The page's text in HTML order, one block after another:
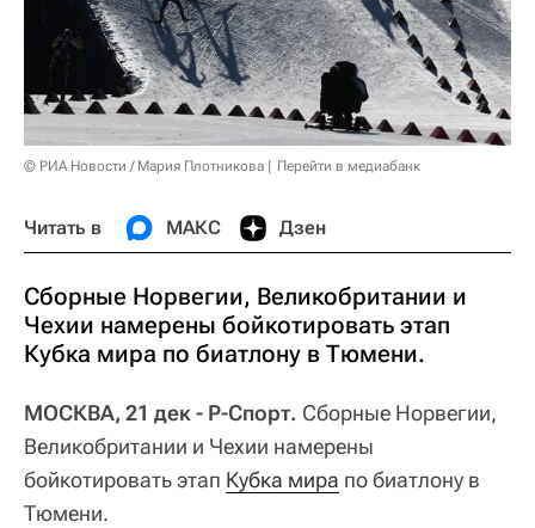
© РИА Новости / Мария Плотникова Перейти в медиабанк
Читать в МАКС Дзен
Сборные Норвегии, Великобритании и
Чехии намерены бойкотировать этап
Кубка мира по биатлону в Тюмени.
МОСКВА, 21 дек - Р-Спорт. Сборные Норвегии,
Великобритании и Чехии намерены
бойкотировать этап Кубка мира по биатлону в
Тюмени.